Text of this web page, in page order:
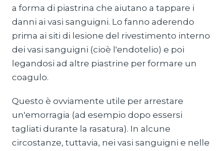
a forma di piastrina che aiutano a tappare i
danni ai vasi sanguigni. Lo fanno aderendo
prima ai siti di lesione del rivestimento interno
dei vasi sanguigni (cioè l'endotelio) e poi
legandosi ad altre piastrine per formare un
coagulo.
Questo è ovviamente utile per arrestare
un'emorragia (ad esempio dopo essersi
tagliati durante la rasatura). In alcune
circostanze, tuttavia, nei vasi sanguigni e nelle